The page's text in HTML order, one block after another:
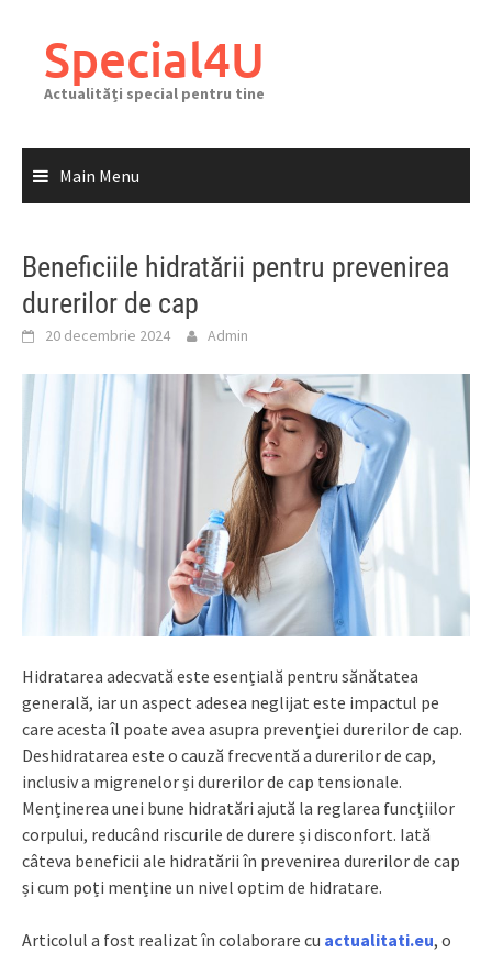
contentSpecial4U
Actualități special pentru tine
Main Menu
Beneficiile hidratării pentru prevenirea
durerilor de cap
20 decembrie 2024 Admin
Hidratarea adecvată este esențială pentru sănătatea
generală, iar un aspect adesea neglijat este impactul pe
care acesta îl poate avea asupra prevenției durerilor de cap.
Deshidratarea este o cauză frecventă a durerilor de cap,
inclusiv a migrenelor și durerilor de cap tensionale.
Menținerea unei bune hidratări ajută la reglarea funcțiilor
corpului, reducând riscurile de durere și disconfort. Iată
câteva beneficii ale hidratării în prevenirea durerilor de cap
și cum poți menține un nivel optim de hidratare.
Articolul a fost realizat în colaborare cu actualitati.eu, o